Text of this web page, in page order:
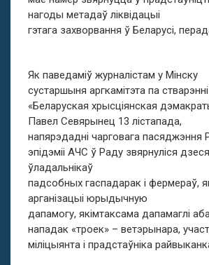
нагоды метадаў ліквідацыі
гэтага захворвання ў Беларусі,
Як паведаміў журналістам у Мінску
сустаршыня аргкамітэта па
«Беларуская хрысціянская
Павел Севярынец 13 лістапада,
напярэдадні чарговага пасяджэння
эпідэміі АЧС ў Раду звярнуліся
ўладальнікаў
падсобных гаспадарак і фермераў,
арганізацыі юрыдычную
дапамогу, якімтаксама дапамаглі
нападак «троек» – ветэрынара,
міліцыянта і прадстаўніка